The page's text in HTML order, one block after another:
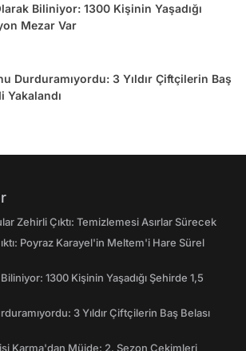
Biliniyor: 1300 Kişinin Yaşadığı
Mezar Var
Durduramıyordu: 3 Yıldır Çiftçilerin Baş
Yakalandı
Zehirli Çıktı: Temizlemesi Asırlar Sürecek
Poyraz Karayel'in Meltem'i Hare Sürel
1300 Kişinin Yaşadığı Şehirde 1,5
3 Yıldır Çiftçilerin Baş Belası
Karma'dan Müjde: 2. Sezon Çekimleri